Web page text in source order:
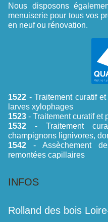
Nous disposons
menuiserie pour tous vos
en neuf ou rénovation.
1522 - Traitement curatif
larves xylophages
1523 - Traitement curatif et
1532 - Traitement
champignons lignivores,
1542 - Assèchement
remontées capillaires
INFOS
Rolland des bois